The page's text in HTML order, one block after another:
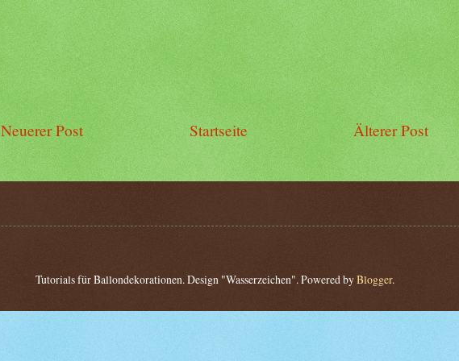
Neuerer Post Älterer Post
Startseite
Tutorials für Ballondekorationen. Design "Wasserzeichen". Powered byBlogger.